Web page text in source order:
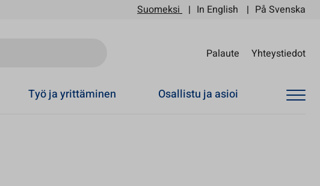
Suomeksi In English På Svenska
Palaute Yhteystiedot
Työ ja yrittäminen Osallistu ja asioi